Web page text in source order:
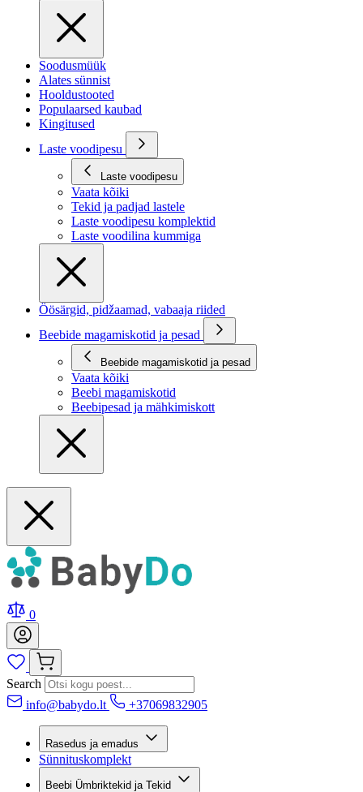
Soodusmüük
Alates sünnist
Hooldustooted
Populaarsed kaubad
Kingitused
Laste voodipesu
Laste voodipesu
Vaata kõiki
Tekid ja padjad lastele
Laste voodipesu komplektid
Laste voodilina kummiga
Öösärgid, pidžaamad, vabaaja riided
Beebide magamiskotid ja pesad
Beebide magamiskotid ja pesad
Vaata kõiki
Beebi magamiskotid
Beebipesad ja mähkimiskott
0
Search
info@babydo.lt
+37069832905
Rasedus ja emadus
Sünnituskomplekt
Beebi Ümbriktekid ja Tekid